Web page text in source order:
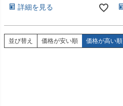
詳細を見る
並び替え 価格が安い順 価格が高い順